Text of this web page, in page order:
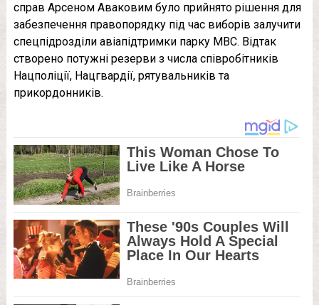
справ Арсеном Аваковим було прийнято рішення для
забезпечення правопорядку під час виборів залучити
спецпідрозділи авіапідтримки парку МВС. Відтак
створено потужні резерви з числа співробітників
Нацполіції, Нацгвардії, рятувальників та
прикордонників.